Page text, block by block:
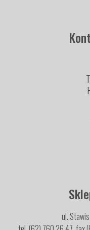
ul.